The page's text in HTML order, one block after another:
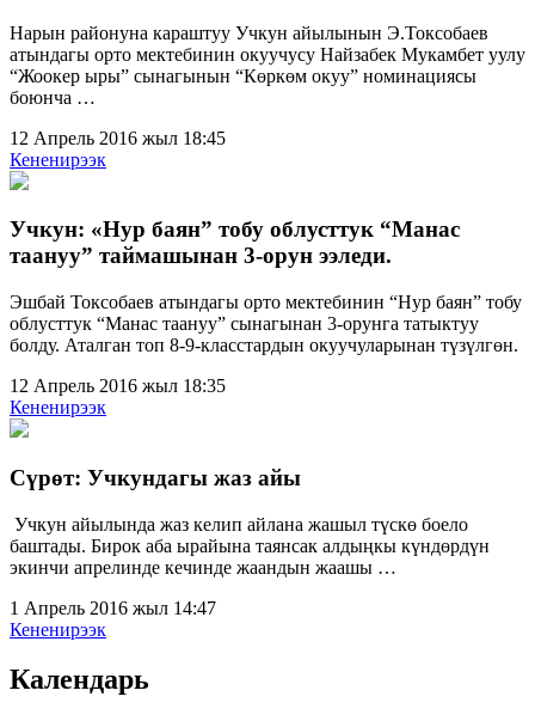
Нарын районуна караштуу Учкун айылынын Э.Токсобаев
атындагы орто мектебинин окуучусу Найзабек Мукамбет уулу
“Жоокер ыры” сынагынын “Көркөм окуу” номинациясы
боюнча …
12 Апрель 2016 жыл 18:45
Кененирээк
Учкун: «Нур баян” тобу облусттук “Манас
таануу” таймашынан 3-орун ээледи.
Эшбай Токсобаев атындагы орто мектебинин “Нур баян” тобу
облусттук “Манас таануу” сынагынан 3-орунга татыктуу
болду. Аталган топ 8-9-класстардын окуучуларынан түзүлгөн.
12 Апрель 2016 жыл 18:35
Кененирээк
Cүрөт: Учкундагы жаз айы
Учкун айылында жаз келип айлана жашыл түскө боело
баштады. Бирок аба ырайына таянсак алдыңкы күндөрдүн
экинчи апрелинде кечинде жаандын жаашы …
1 Апрель 2016 жыл 14:47
Кененирээк
Календарь